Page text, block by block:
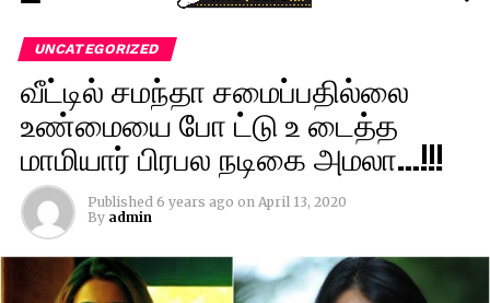
UNCATEGORIZED
வீட்டில் சமந்தா சமைப்பதில்லை
உண்மையை போ ட்டு உ டைத்த
மாமியார் பிரபல நடிகை அமலா…!!!
Published 6 years ago on April 13, 2020
By admin